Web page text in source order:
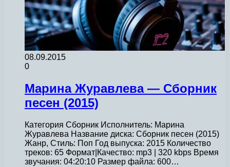
08.09.2015
0
Марина Журавлева — Сборник
песен (2015)
Категория Сборник Исполнитель: Марина
Журавлева Название диска: Сборник песен (2015)
Жанр, Стиль: Поп Год выпуска: 2015 Количество
треков: 65 Формат|Качество: mp3 | 320 kbps Время
звучания: 04:20:10 Размер файла: 600…